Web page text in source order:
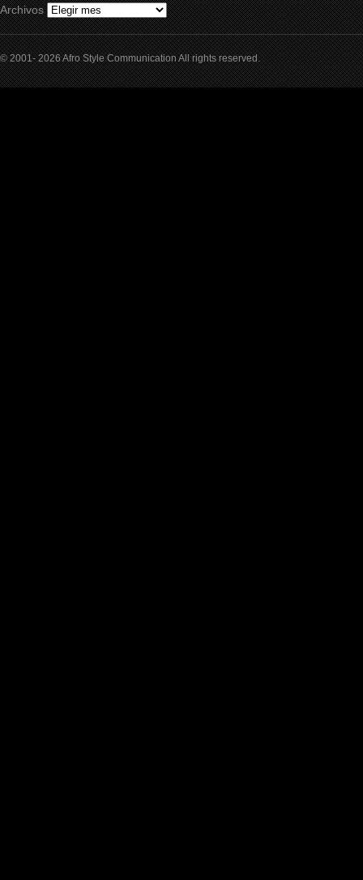
Archivos
© 2001- 2026 Afro Style Communication All rights reserved.